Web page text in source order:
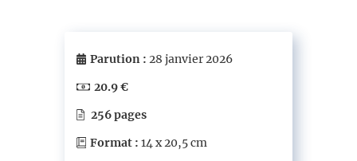
Parution : 28 janvier 2026
20.9 €
256 pages
Format : 14 x 20,5 cm